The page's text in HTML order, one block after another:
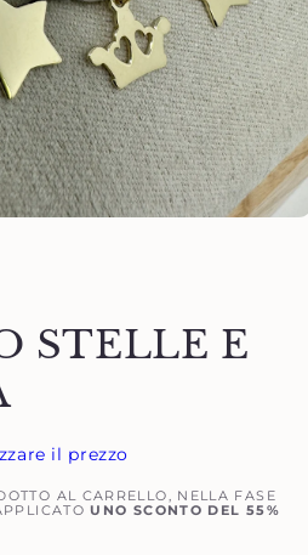
STELLE E
il prezzo
AL CARRELLO, NELLA FASE
UNO SCONTO DEL 55%